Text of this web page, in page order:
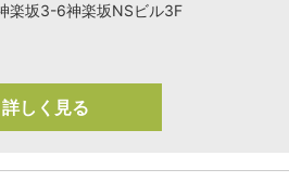
楽坂3-6神楽坂NSビル3F
詳しく見る